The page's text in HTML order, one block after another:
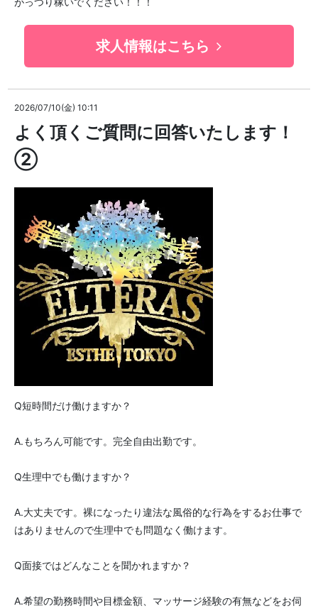
求人情報はこちら
2026/07/10(金) 10:11
よく頂くご質問に回答いたします！
②
Q短時間だけ働けますか？
A.もちろん可能です。完全自由出勤です。
Q生理中でも働けますか？
A.大丈夫です。裸になったり違法な風俗的な行為をするお仕事で
はありませんので生理中でも問題なく働けます。
Q面接ではどんなことを聞かれますか？
A.希望の勤務時間や目標金額、マッサージ経験の有無などをお伺